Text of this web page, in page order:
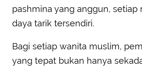
pashmina yang anggun,
daya tarik tersendiri.
Bagi setiap wanita muslim,
yang tepat bukan hanya